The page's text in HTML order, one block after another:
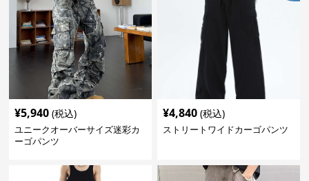
¥5,940 (税込)
ユニークオーバーサイズ迷彩カ
ーゴパンツ
¥4,840 (税込)
ストリートワイドカーゴパンツ